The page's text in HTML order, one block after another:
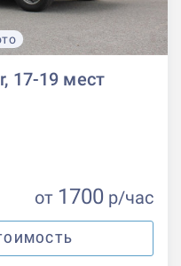
17-19 мест
от 1700 р/час